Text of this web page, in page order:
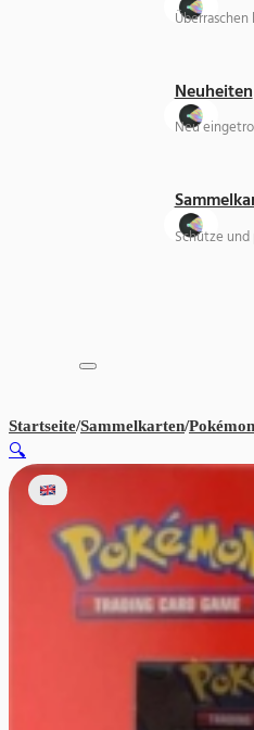
Neuheiten
Neu
Schütze
Startseite/Sammelkarten/
🔍